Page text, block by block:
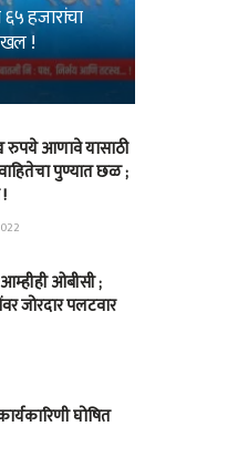
हजारांचा
!
रुपये आणावे यासाठी
पुण्यात छळ ;
!
ओबीसी ;
जोरदार पलटवार
घोषित